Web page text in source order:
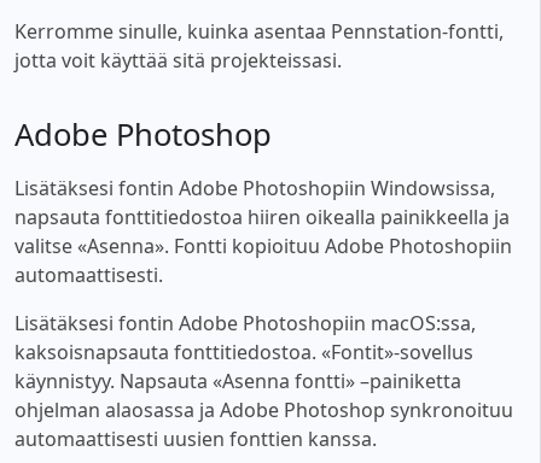
Kerromme sinulle, kuinka asentaa Pennstation-fontti,
jotta voit käyttää sitä projekteissasi.
Adobe Photoshop
Lisätäksesi fontin Adobe Photoshopiin Windowsissa,
napsauta fonttitiedostoa hiiren oikealla painikkeella ja
valitse «Asenna». Fontti kopioituu Adobe Photoshopiin
automaattisesti.
Lisätäksesi fontin Adobe Photoshopiin macOS:ssa,
kaksoisnapsauta fonttitiedostoa. «Fontit»-sovellus
käynnistyy. Napsauta «Asenna fontti» –painiketta
ohjelman alaosassa ja Adobe Photoshop synkronoituu
automaattisesti uusien fonttien kanssa.